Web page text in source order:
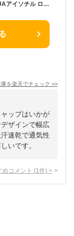
公式 アンダーアーマー UNDER ARMOUR UA UAアイソチル ローンチ アジャスタブル キャップ （ランニング/MEN ） 1383477 キャップ＆ビーニー 帽子 陸上 マラソン アウトドア スポーツ ジム 運動 部活 メンズ 耐久 通気性 軽量 メッシュ 調整可能 リフレクト 接触冷感
を楽天でチェック >>
ップはいかが
ザインで幅広
速乾で通気性
いです。
めコメント (1 件) >